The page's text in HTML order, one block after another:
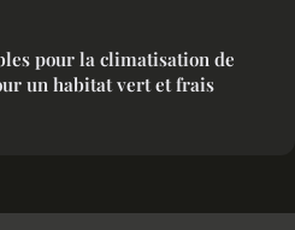
pour la climatisation de
un habitat vert et frais